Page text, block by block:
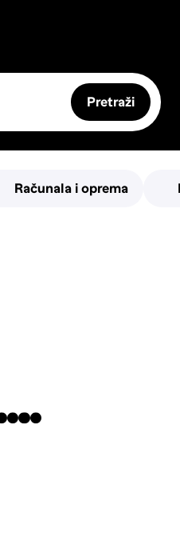
Pretraži
Računala i oprema